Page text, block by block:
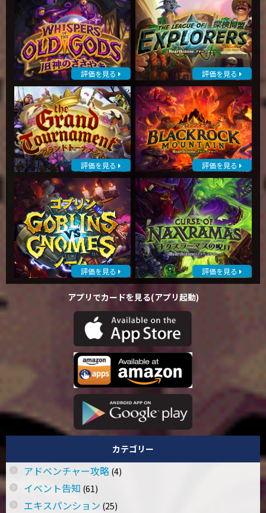
評価を見る 評価を見る
評価を見る 評価を見る
評価を見る 評価を見る
アプリでカードを見る(アプリ起動)
カテゴリー
アドベンチャー攻略 (4)
イベント告知 (61)
エキスパンション (25)